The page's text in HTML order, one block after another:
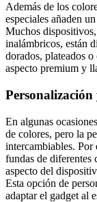
Además de los
especiales añaden
Muchos
inalámbricos, están
dorados, plateados
aspecto premium y
En algunas
de colores, pero la
intercambiables. Por
fundas de diferentes
aspecto del
Esta opción de
adaptar el gadget al